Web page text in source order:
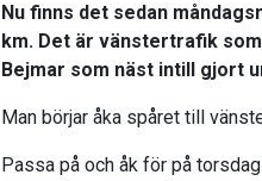
Nu finns det sedan
km. Det är vänstertrafik
Bejmar som näst intill gjort
Man börjar åka spåret till
Passa på och åk för på